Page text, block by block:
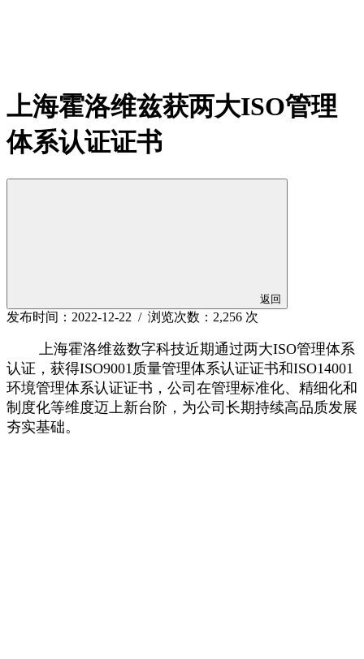
上海霍洛维兹获两大ISO管理
体系认证证书
返回
发布时间：2022-12-22 / 浏览次数：2,256 次
上海霍洛维兹数字科技近期通过两大ISO管理体系
认证，获得ISO9001质量管理体系认证证书和ISO14001
环境管理体系认证证书，公司在管理标准化、精细化和
制度化等维度迈上新台阶，为公司长期持续高品质发展
夯实基础。